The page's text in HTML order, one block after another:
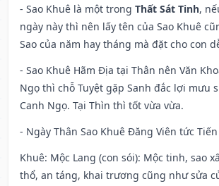
- Sao Khuê là một trong Thất Sát Tinh,
ngày này thì nên lấy tên của Sao Khuê
Sao của năm hay tháng mà đặt cho con
- Sao Khuê Hãm Địa tại Thân nên Văn
Ngọ thì chỗ Tuyệt gặp Sanh đắc lợi mưu
Canh Ngọ. Tại Thìn thì tốt vừa vừa.
- Ngày Thân Sao Khuê Đăng Viên tức
Khuê: Mộc Lang (con sói): Mộc tinh, sao
thổ, an táng, khai trương cũng như sửa